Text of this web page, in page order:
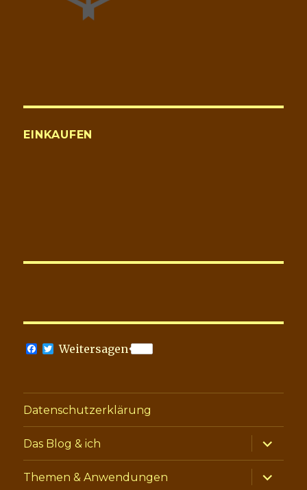
EINKAUFEN
F
b
o
o
k
T
t
r
Weitersagen
Datenschutzerklärung
Das Blog & ich
Themen & Anwendungen